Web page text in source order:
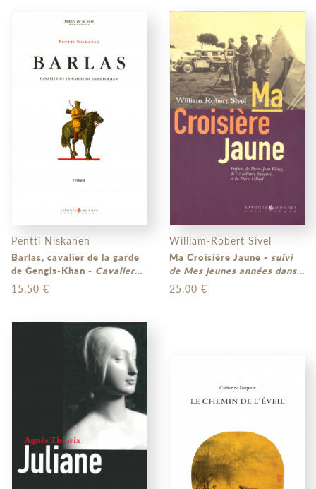
Pentti Niskanen
Barlas, cavalier de la garde
de Gengis-Khan - Cavalier
de la garde de Gengis-khan
15,50 €
William-Robert Sivel
Ma Croisière Jaune - suivi
de Mes jeunes années dans
l’Empire ottoman
25,00 €